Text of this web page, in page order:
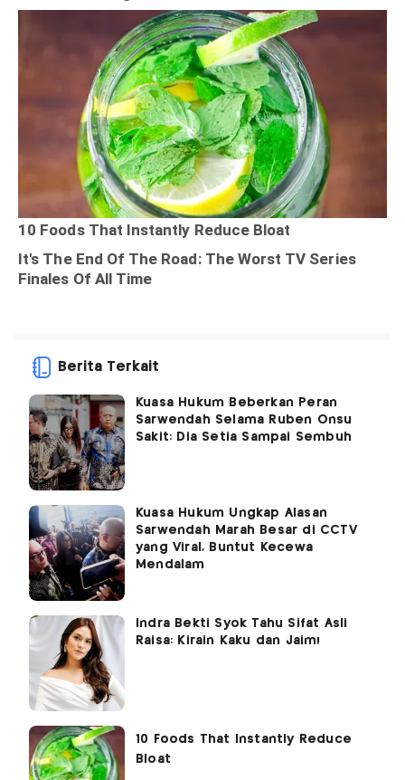
Berita Terkait
Kuasa Hukum Beberkan Peran
Sarwendah Selama Ruben Onsu
Sakit: Dia Setia Sampai Sembuh
Kuasa Hukum Ungkap Alasan
Sarwendah Marah Besar di CCTV
yang Viral, Buntut Kecewa
Mendalam
Indra Bekti Syok Tahu Sifat Asli
Raisa: Kirain Kaku dan Jaim!